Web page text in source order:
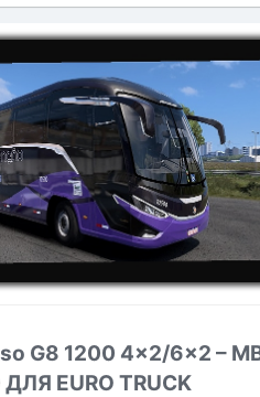
G8 1200 4x2/6x2 –
ДЛЯ EURO TRUCK